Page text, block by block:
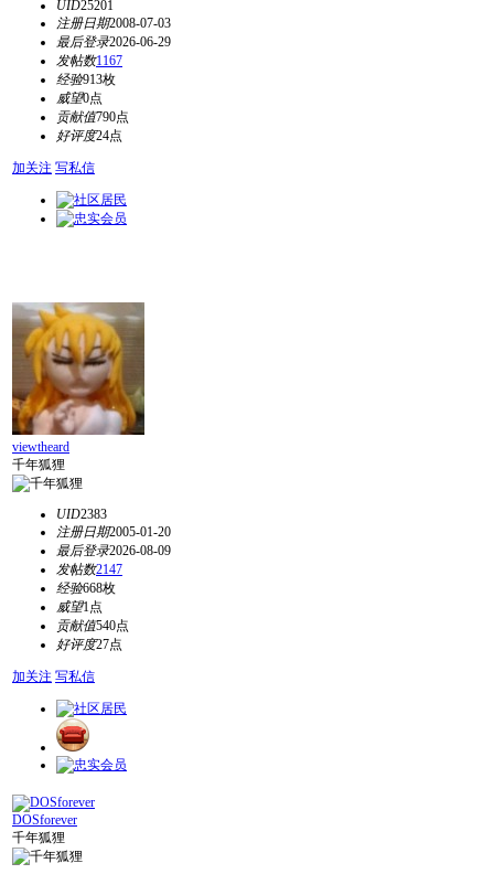
UID25201
注册日期2008-07-03
最后登录2026-06-29
发帖数1167
经验913枚
威望0点
贡献值790点
好评度24点
加关注 写私信
viewtheard
千年狐狸
UID2383
注册日期2005-01-20
最后登录2026-08-09
发帖数2147
经验668枚
威望1点
贡献值540点
好评度27点
加关注 写私信
DOSforever
千年狐狸